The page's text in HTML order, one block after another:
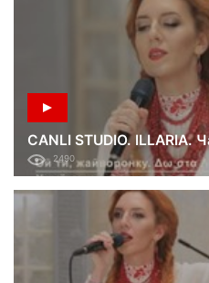
CANLI STUDIO. ILLARIA.
2490